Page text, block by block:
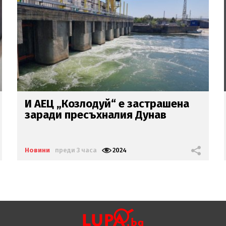
Внимание! Опасни горещини в
цяла България днес
Новини преди 3 часа 1960